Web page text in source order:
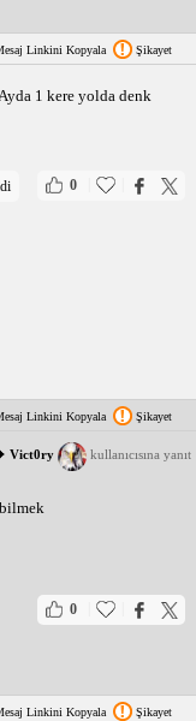
Linkini Kopyala Şikayet
1 kere yolda denk
0
Linkini Kopyala Şikayet
Vict0ry kullanıcısına yanıt
0
Linkini Kopyala Şikayet